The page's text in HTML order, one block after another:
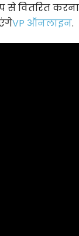
से वितरित
VP ऑनलाइन.